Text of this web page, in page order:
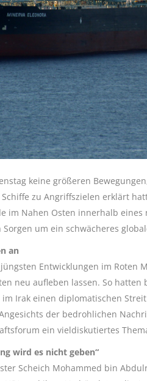
keine größeren
zu Angriffszielen erklärt
im Nahen Osten innerhalb
um ein schwächeres
an
Entwicklungen im Roten
neu aufleben lassen. So
Irak einen diplomatischen
der bedrohlichen
ein vieldiskutiertes
wird es nicht geben“
Scheich Mohammed bin